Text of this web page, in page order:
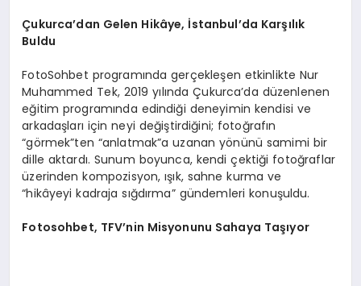
Çukurca’dan Gelen Hikâye, İstanbul’da Karşılık
Buldu
FotoSohbet programında gerçekleşen etkinlikte Nur
Muhammed Tek, 2019 yılında Çukurca’da düzenlenen
eğitim programında edindiği deneyimin kendisi ve
arkadaşları için neyi değiştirdiğini; fotoğrafın
“görmek”ten “anlatmak”a uzanan yönünü samimi bir
dille aktardı. Sunum boyunca, kendi çektiği fotoğraflar
üzerinden kompozisyon, ışık, sahne kurma ve
“hikâyeyi kadraja sığdırma” gündemleri konuşuldu.
Fotosohbet, TFV’nin Misyonunu Sahaya Taşıyor